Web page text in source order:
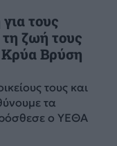
τους
ζωή τους
Βρύση
τους και
τα
ο ΥΕΘΑ